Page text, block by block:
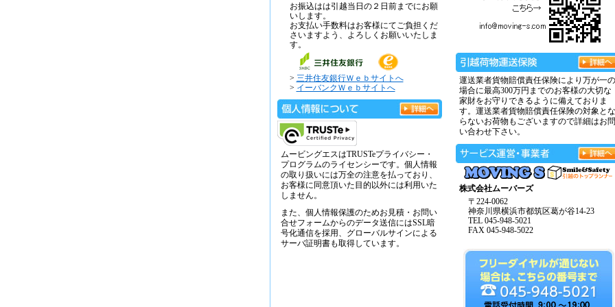
お振込はは引越当日の２日前までにお願
いします。
お支払い手数料はお客様にてご負担くだ
さいますよう、よろしくお願いいたしま
す。
> 三井住友銀行Ｗｅｂサイトへ
> イーバンクＷｅｂサイトへ
ムービングエスはTRUSTeプライバシー・
プログラムのライセンシーです。個人情報
の取り扱いには万全の注意を払っており、
お客様に同意頂いた目的以外には利用いた
しません。
また、個人情報保護のためお見積・お問い
合せフォームからのデータ送信にはSSL暗
号化通信を採用、グローバルサインによる
サーバ証明書も取得しています。
運送業者貨物賠償責任保険により万が一の
場合に最高300万円までのお客様の大切な
家財をお守りできるように備えておりま
す。運送業者貨物賠償責任保険の対象とな
らないお荷物もございますので詳細はお問
い合わせ下さい。
株式会社ムーバーズ
〒224-0062
神奈川県横浜市都筑区葛が谷14-23
TEL 045-948-5021
FAX 045-948-5022